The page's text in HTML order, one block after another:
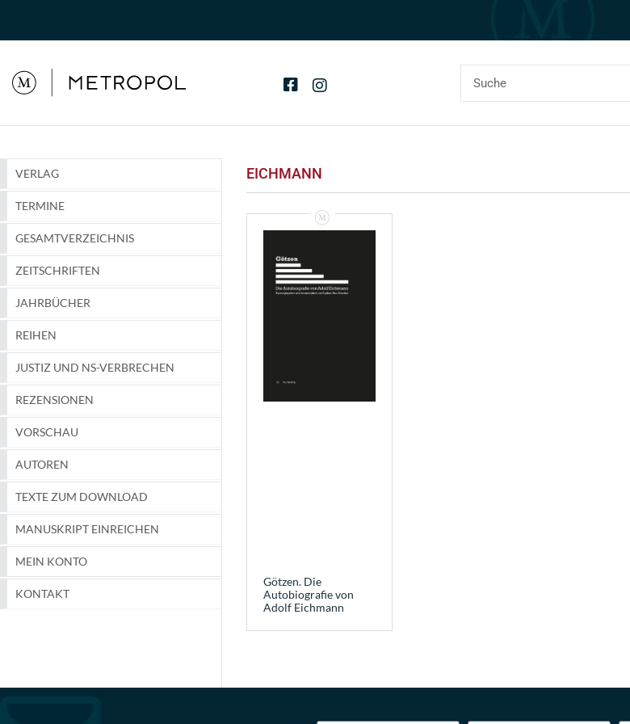
VERLAG
TERMINE
GESAMTVERZEICHNIS
ZEITSCHRIFTEN
JAHRBÜCHER
REIHEN
JUSTIZ UND NS-VERBRECHEN
REZENSIONEN
VORSCHAU
AUTOREN
TEXTE ZUM DOWNLOAD
MANUSKRIPT EINREICHEN
MEIN KONTO
KONTAKT
EICHMANN
Götzen. Die
Autobiografie von
Adolf Eichmann